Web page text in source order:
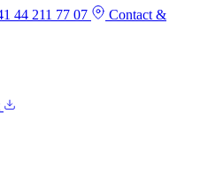
44 211 77 07
Contact &